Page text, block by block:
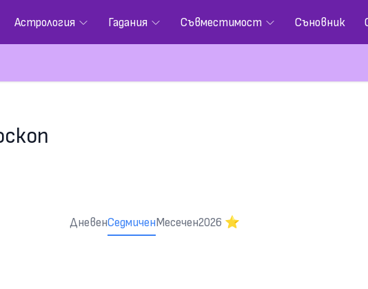
Астрология Гадания Съвместимост Съновник
ДневенСедмиченМесечен2026 ⭐